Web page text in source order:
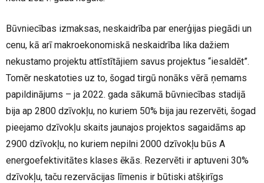
Būvniecības izmaksas, neskaidrība par enerģijas piegādi un
cenu, kā arī makroekonomiskā neskaidrība lika dažiem
nekustamo projektu attīstītājiem savus projektus “iesaldēt”.
Tomēr neskatoties uz to, šogad tirgū nonāks vērā ņemams
papildinājums – ja 2022. gada sākumā būvniecības stadijā
bija ap 2800 dzīvokļu, no kuriem 50% bija jau rezervēti, šogad
pieejamo dzīvokļu skaits jaunajos projektos sagaidāms ap
2900 dzīvokļu, no kuriem nepilni 2000 dzīvokļu būs A
energoefektivitātes klases ēkās. Rezervēti ir aptuveni 30%
dzīvokļu, taču rezervācijas līmenis ir būtiski atšķirīgs